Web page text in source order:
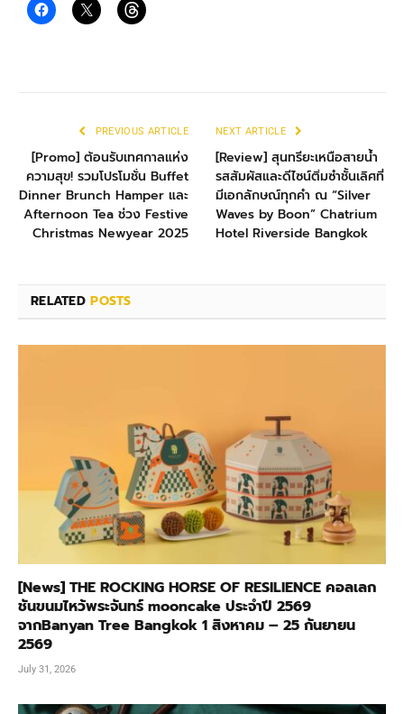
PREVIOUS ARTICLE
[Promo] ต้อนรับเทศกาลแห่ง
ความสุข! รวมโปรโมชั่น Buffet
Dinner Brunch Hamper และ
Afternoon Tea ช่วง Festive
Christmas Newyear 2025
NEXT ARTICLE
[Review] สุนทรียะเหนือสายน้ำ
รสสัมผัสและดีไซน์ติ่มซำชั้นเลิศที่
มีเอกลักษณ์ทุกคำ ณ “Silver
Waves by Boon” Chatrium
Hotel Riverside Bangkok
RELATEDPOSTS
[News] THE ROCKING HORSE OF RESILIENCE คอลเลก
ชันขนมไหว้พระจันทร์ mooncake ประจำปี 2569
จากBanyan Tree Bangkok 1 สิงหาคม – 25 กันยายน
2569
July 31, 2026